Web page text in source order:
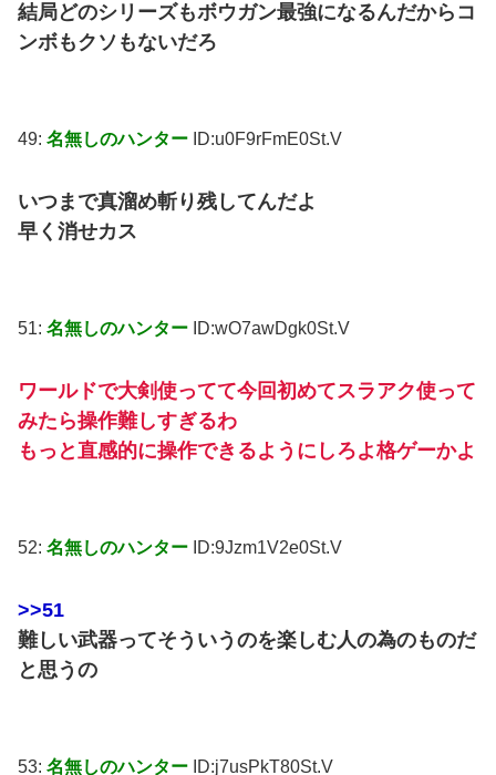
結局どのシリーズもボウガン最強になるんだからコ
ンボもクソもないだろ
49: 名無しのハンター ID:u0F9rFmE0St.V
いつまで真溜め斬り残してんだよ
早く消せカス
51: 名無しのハンター ID:wO7awDgk0St.V
ワールドで大剣使ってて今回初めてスラアク使って
みたら操作難しすぎるわ
もっと直感的に操作できるようにしろよ格ゲーかよ
52: 名無しのハンター ID:9Jzm1V2e0St.V
>>51
難しい武器ってそういうのを楽しむ人の為のものだ
と思うの
53: 名無しのハンター ID:j7usPkT80St.V